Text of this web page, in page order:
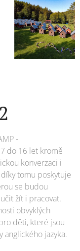
-
do 16 let kromě
konverzaci i
tomu poskytuje
se budou
žít i pracovat.
obvyklých
děti, které jsou
anglického jazyka.